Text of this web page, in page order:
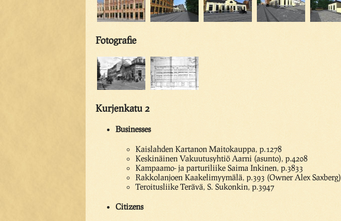
Fotografie
Kurjenkatu 2
Businesses
Kaislahden Kartanon Maitokauppa, p.1278
Keskinäinen Vakuutusyhtiö Aarni (asunto), p.4208
Kampaamo- ja parturiliike Saima Inkinen, p.3833
Rakkolanjoen Kaakelimyymälä, p.393 (Owner Alex Saxberg)
Teroitusliike Terävä, S. Sukonkin, p.3947
Citizens